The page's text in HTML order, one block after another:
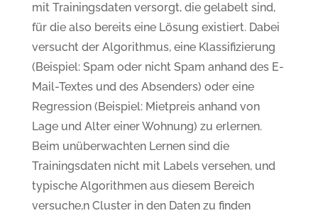
mit Trainingsdaten versorgt, die gelabelt sind,
für die also bereits eine Lösung existiert. Dabei
versucht der Algorithmus, eine Klassifizierung
(Beispiel: Spam oder nicht Spam anhand des E-
Mail-Textes und des Absenders) oder eine
Regression (Beispiel: Mietpreis anhand von
Lage und Alter einer Wohnung) zu erlernen.
Beim unüberwachten Lernen sind die
Trainingsdaten nicht mit Labels versehen, und
typische Algorithmen aus diesem Bereich
versuche,n Cluster in den Daten zu finden